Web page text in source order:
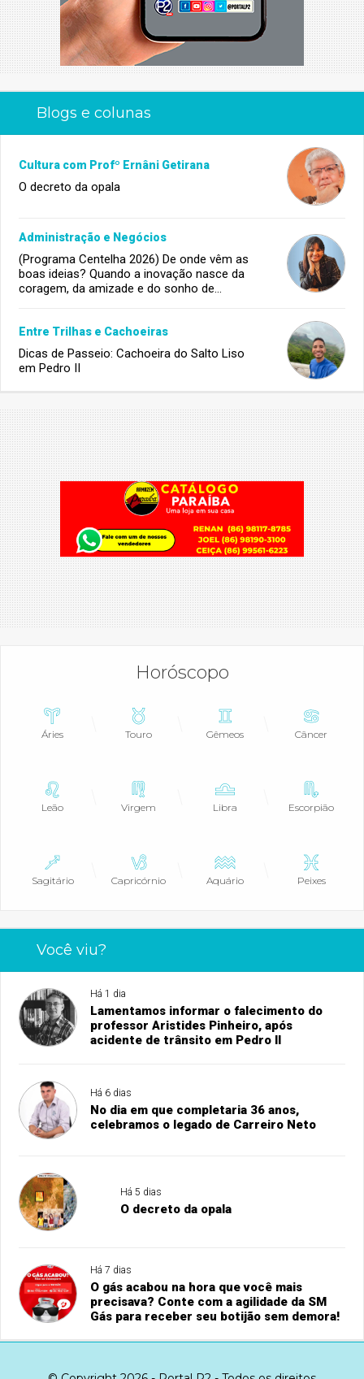
Blogs e colunas
Cultura com Profº Ernâni Getirana
O decreto da opala
Administração e Negócios
(Programa Centelha 2026) De onde vêm as
boas ideias? Quando a inovação nasce da
coragem, da amizade e do sonho de
Entre Trilhas e Cachoeiras
Dicas de Passeio: Cachoeira do Salto Liso
em Pedro II
Horóscopo
Áries Touro Gêmeos Câncer
Leão Virgem Libra Escorpião
Sagitário Capricórnio Aquário Peixes
Você viu?
Há 1 dia
Lamentamos informar o falecimento do
professor Aristides Pinheiro, após
acidente de trânsito em Pedro II
Há 6 dias
No dia em que completaria 36 anos,
celebramos o legado de Carreiro Neto
Há 5 dias
O decreto da opala
Há 7 dias
O gás acabou na hora que você mais
precisava? Conte com a agilidade da SM
Gás para receber seu botijão sem demora!